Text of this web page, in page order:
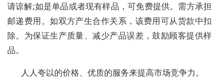
请谅解;如是单品或者现有样品，可免费提供。需方承担
邮递费用。如双方产生合作关系，该费用可从货款中扣
除。为保证生产质量、减少产品误差，鼓励顾客提供样
品。
人人夸以的价格、优质的服务来提高市场竞争力。